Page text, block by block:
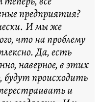
предприятия?
И мы же
что на проблему
Да, есть
наверное, в этих
будут происходить
и